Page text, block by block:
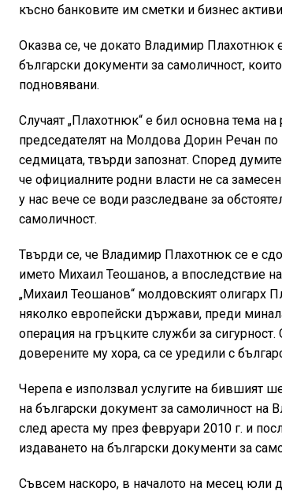
късно банковите им сметки и бизнес
Оказва се, че докато Владимир Плахотнюк
български документи за самоличност,
подновявани.
Случаят „Плахотнюк“ е бил основна тема
председателят на Молдова Дорин Речан
седмицата, твърди запознат. Според
че официалните родни власти не са
у нас вече се води разследване за
самоличност.
Твърди се, че Владимир Плахотнюк се е
името Михаил Теошанов, а впоследствие
„Михаил Теошанов“ молдовският олигарх
няколко европейски държави, преди
операция на гръцките служби за
доверените му хора, са се уредили с
Черепа е използвал услугите на бившият
на български документ за самоличност
след ареста му през февруари 2010 г. и
издаването на български документи за
Съвсем наскоро, в началото на месец юли